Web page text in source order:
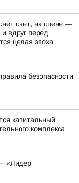
свет, на сцене —
вдруг перед
целая эпоха
безопасности
капитальный
комплекса
«Лидер